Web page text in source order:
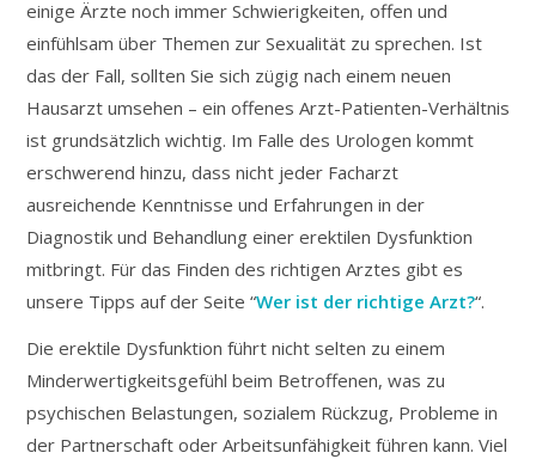
einige Ärzte noch immer Schwierigkeiten, offen und
einfühlsam über Themen zur Sexualität zu sprechen. Ist
das der Fall, sollten Sie sich zügig nach einem neuen
Hausarzt umsehen – ein offenes Arzt-Patienten-Verhältnis
ist grundsätzlich wichtig. Im Falle des Urologen kommt
erschwerend hinzu, dass nicht jeder Facharzt
ausreichende Kenntnisse und Erfahrungen in der
Diagnostik und Behandlung einer erektilen Dysfunktion
mitbringt. Für das Finden des richtigen Arztes gibt es
unsere Tipps auf der Seite “Wer ist der richtige Arzt?“.
Die erektile Dysfunktion führt nicht selten zu einem
Minderwertigkeitsgefühl beim Betroffenen, was zu
psychischen Belastungen, sozialem Rückzug, Probleme in
der Partnerschaft oder Arbeitsunfähigkeit führen kann. Viel